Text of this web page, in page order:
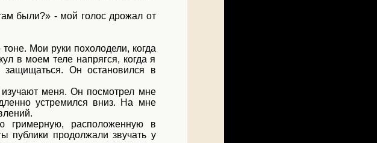
были?» - мой голос дрожал от
Мои руки похолодели, когда
в моем теле напрягся, когда я
защищаться. Он остановился в
меня. Он посмотрел мне
устремился вниз. На мне
гримерную, расположенную в
публики продолжали звучать у